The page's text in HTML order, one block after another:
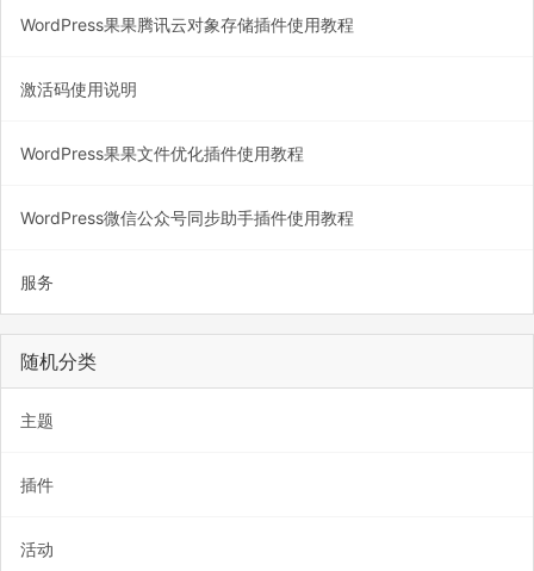
WordPress果果腾讯云对象存储插件使用教程
激活码使用说明
WordPress果果文件优化插件使用教程
WordPress微信公众号同步助手插件使用教程
服务
随机分类
主题
插件
活动